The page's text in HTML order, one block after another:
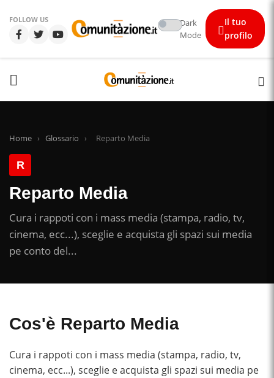
FOLLOW US
Dark
Mode
Il tuo
profilo
Home › Glossario › Reparto Media
R
Reparto Media
Cura i rappoti con i mass media (stampa, radio, tv,
cinema, ecc...), sceglie e acquista gli spazi sui media
pe conto del...
Cos'è Reparto Media
Cura i rappoti con i mass media (stampa, radio, tv,
cinema, ecc...), sceglie e acquista gli spazi sui media pe